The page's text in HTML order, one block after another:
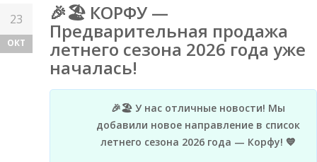
23
ОКТ
🎉🏖️ КОРФУ —
Предварительная продажа
летнего сезона 2026 года уже
началась!
🎉🏖️ У нас отличные новости! Мы
добавили новое направление в список
летнего сезона 2026 года — Корфу! 💙